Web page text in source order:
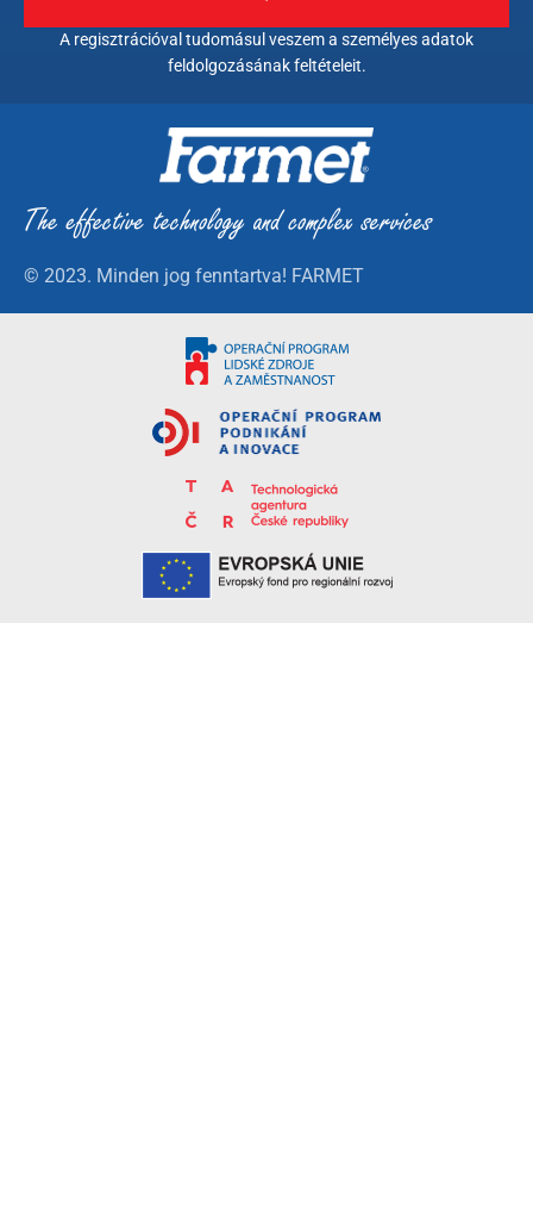
A regisztrációval tudomásul veszem a személyes adatok
feldolgozásának feltételeit.
© 2023. Minden jog fenntartva! FARMET